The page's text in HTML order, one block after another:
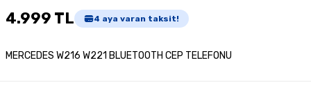
4.999 TL 4 aya varan taksit!
MERCEDES W216 W221 BLUETOOTH CEP TELEFONU